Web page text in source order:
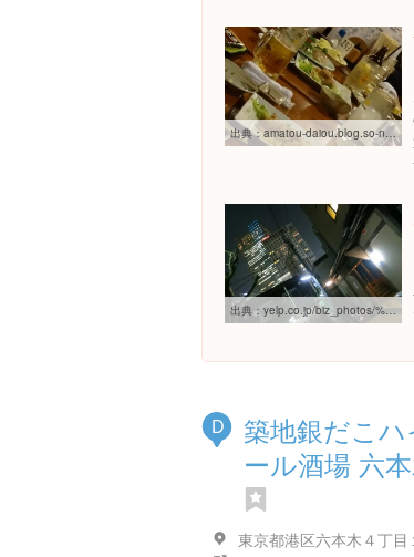
出典： amatou-daiou.blog.so-net.ne.jp/2013-03-29-1
出典： yelp.co.jp/biz_photos/%E3%81%99%E3%81%97%E5%B1%85%E9%85%92%E5%B1%8B%E6%9D%BE%E3%81%A1%E3%82%83%E3%82%93-%E6%B8%AF%E5%8C%BA?select=Crz41G1x7vyVbvbXnk0N9g
D
築地銀だこハ
ール酒場 六